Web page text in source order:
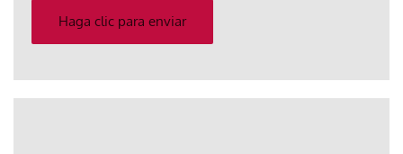
electrónico
Haga clic para enviar